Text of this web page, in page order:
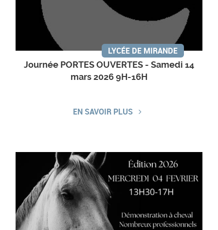
LYCÉE DE MIRANDE
Journée PORTES OUVERTES - Samedi 14
mars 2026 9H-16H
EN SAVOIR PLUS